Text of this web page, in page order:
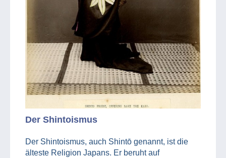
Der Shintoismus
Der Shintoismus, auch Shintō genannt, ist die
älteste Religion Japans. Er beruht auf